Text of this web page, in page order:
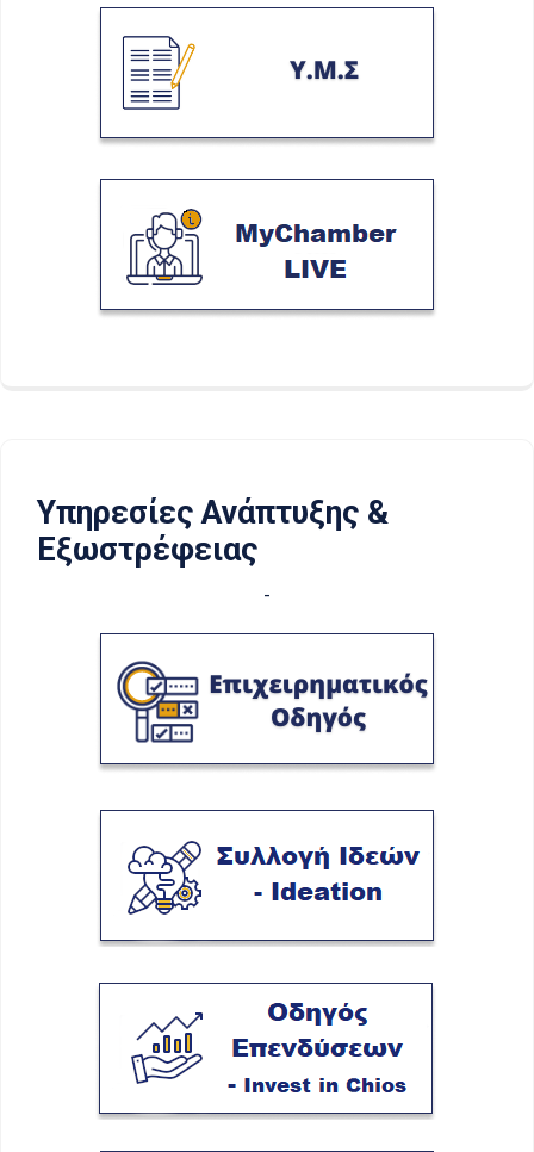
Υπηρεσίες Ανάπτυξης &
Εξωστρέφειας
-